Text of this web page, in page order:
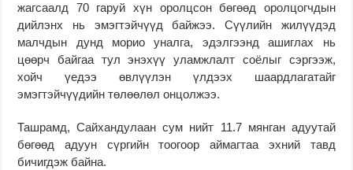
жагсаалд 70 гаруй хүн оролцсон бөгөөд оролцогчдын
дийлэнх нь эмэгтэйчүүд байжээ. Сүүлийн жилүүдэд
малчдын дунд морио уналга, эдэлгээнд ашиглах нь
цөөрч байгаа тул энэхүү уламжлалт соёлыг сэргээж,
хойч үедээ өвлүүлэн үлдээх шаардлагатайг
эмэгтэйчүүдийн төлөөлөл онцолжээ.
Ташрамд, Сайхандулаан сум нийт 11.7 мянган адуутай
бөгөөд адуун сүргийн тоогоор аймагтаа эхний тавд
бичигдэж байна.